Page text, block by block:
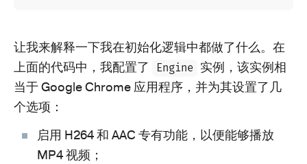
让我来解释一下我在初始化逻辑中都做了什么。在
上面的代码中，我配置了
Engine 实例，该实例相
当于 Google Chrome 应用程序，并为其设置了几
个选项：
启用 H264 和 AAC 专有功能，以便能够播放
MP4 视频；